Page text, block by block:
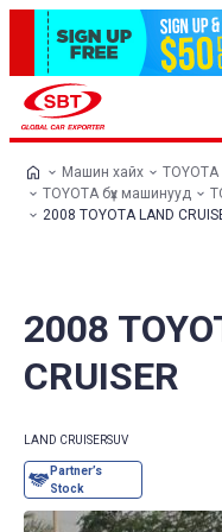
Машин хайх
TOYOTA бүх машинууд
2008 TOYOTA LAND
2008
CRUISER
LAND CRUISERSUV